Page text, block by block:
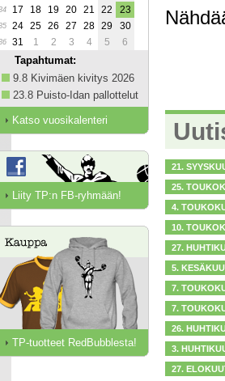
17 18 19 20 21 22 23
24 25 26 27 28 29 30
31 1 2 3 4 5 6
Tapahtumat:
9.8 Kivimäen kivitys 2026
23.8 Puisto-Idan pallottelut
Katso vuosikalenteri
Liity TP:n FB-ryhmään!
TP-tuotteet RedBubblesta!
21.
25.
4.
10.
27.
5.
7.
7.
26.
3.
27.